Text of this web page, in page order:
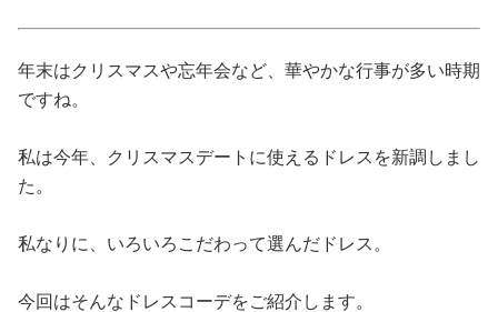
占い
年末はクリスマスや忘年会など、華やかな行事が多い時期
ですね。
私は今年、クリスマスデートに使えるドレスを新調しまし
た。
私なりに、いろいろこだわって選んだドレス。
今回はそんなドレスコーデをご紹介します。